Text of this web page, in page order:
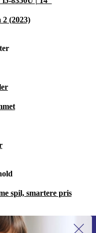
(2023)
spil, smartere pris